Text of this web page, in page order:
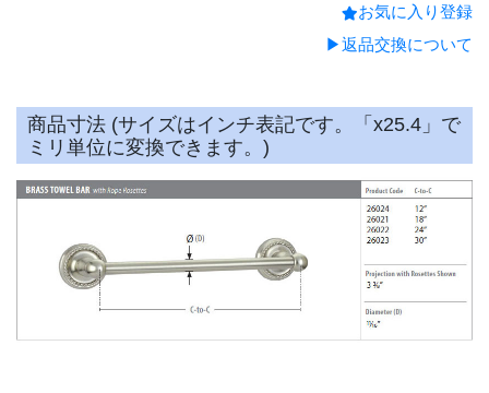
お気に入り登録
▶返品交換について
商品寸法 (サイズはインチ表記です。「x25.4」で
ミリ単位に変換できます。)